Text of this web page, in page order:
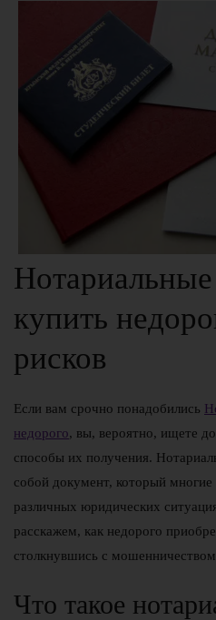
купить
рисков
Если вам срочно понадобились
недорого, вы, вероятно, ищете
способы их получения.
собой документ, который многие
различных юридических
расскажем, как недорого
столкнувшись с
Что такое